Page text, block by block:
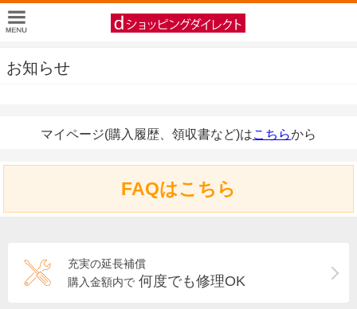
お知らせ
マイページ(購入履歴、領収書など)はこちらから
FAQはこちら
充実の延長補償
購入金額内で 何度でも修理OK